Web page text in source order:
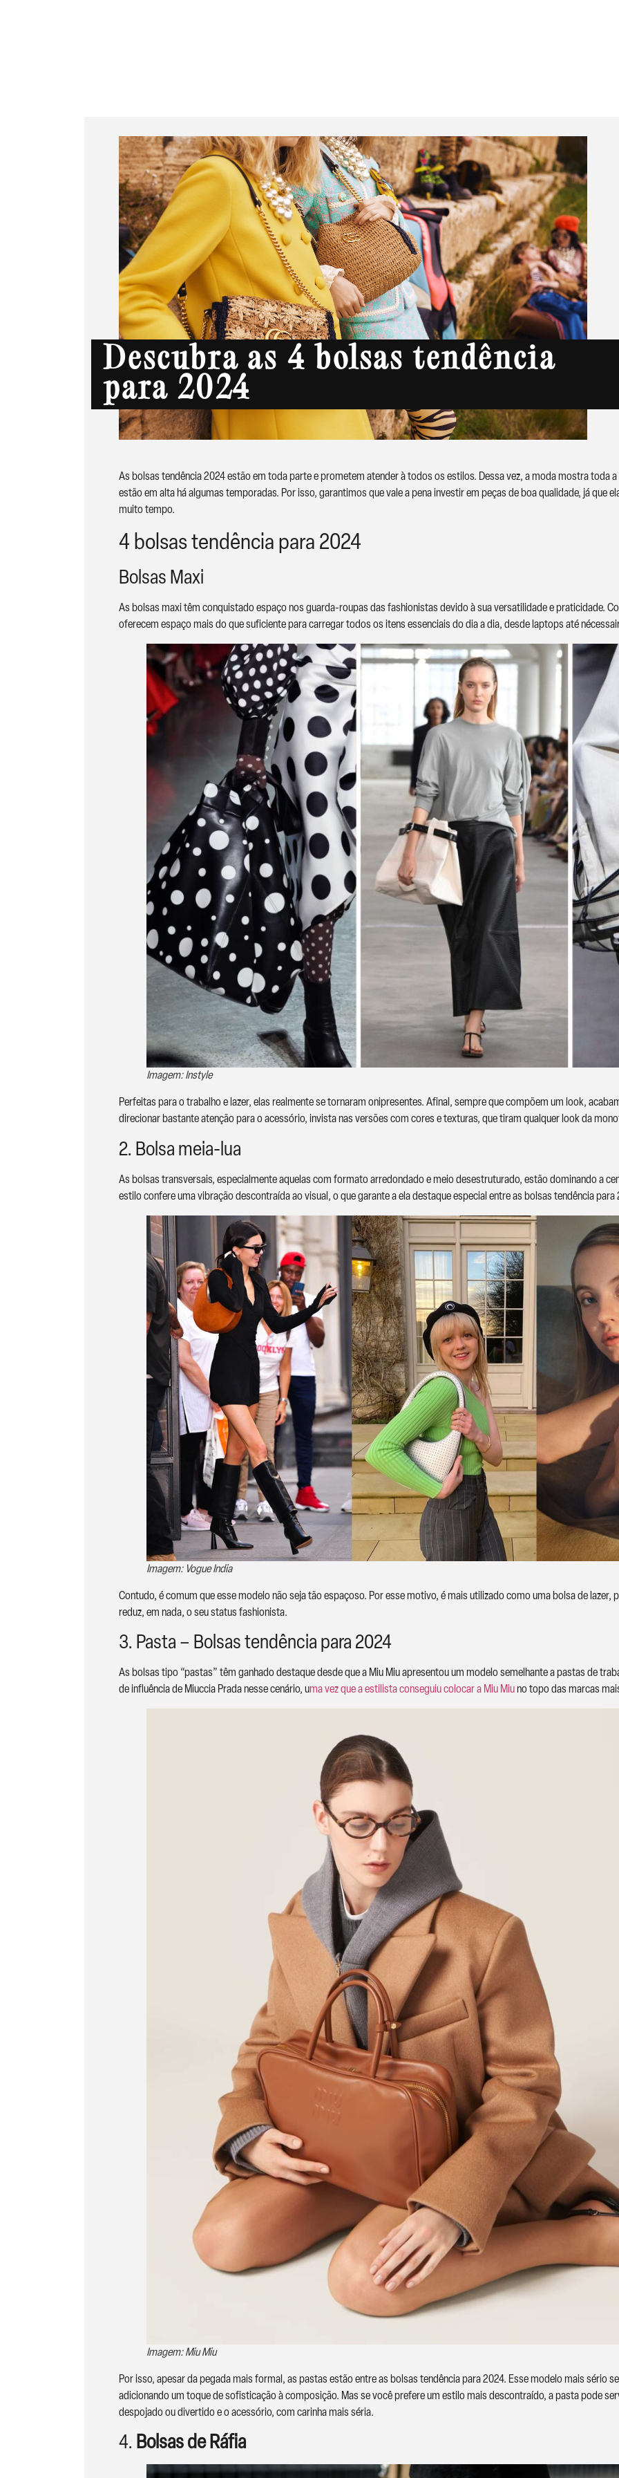
Descubra as 4 bolsas tendência
para 2024
As bolsas tendência 2024 estão em toda parte e prometem atender à todos os estilos. Dessa vez, a moda mostra toda
estão em alta há algumas temporadas. Por isso, garantimos que vale a pena investir em peças de boa qualidade, já que
muito tempo.
4 bolsas tendência para 2024
Bolsas Maxi
As bolsas maxi têm conquistado espaço nos guarda-roupas das fashionistas devido à sua versatilidade e praticidade.
oferecem espaço mais do que suficiente para carregar todos os itens essenciais do dia a dia, desde laptops até
Imagem: Instyle
Perfeitas para o trabalho e lazer, elas realmente se tornaram onipresentes. Afinal, sempre que compõem um look,
direcionar bastante atenção para o acessório, invista nas versões com cores e texturas, que tiram qualquer look da
2. Bolsa meia-lua
As bolsas transversais, especialmente aquelas com formato arredondado e meio desestruturado, estão dominando a
estilo confere uma vibração descontraída ao visual, o que garante a ela destaque especial entre as bolsas tendência para
Imagem: Vogue India
Contudo, é comum que esse modelo não seja tão espaçoso. Por esse motivo, é mais utilizado como uma bolsa de
reduz, em nada, o seu status fashionista.
3. Pasta – Bolsas tendência para 2024
As bolsas tipo “pastas” têm ganhado destaque desde que a Miu Miu apresentou um modelo semelhante a pastas de
de influência de Miuccia Prada nesse cenário, uma vez que a estilista conseguiu colocar a Miu Miuno topo das marcas
Imagem: Miu Miu
Por isso, apesar da pegada mais formal, as pastas estão entre as bolsas tendência para 2024. Esse modelo mais sério
adicionando um toque de sofisticação à composição. Mas se você prefere um estilo mais descontraído, a pasta pode
despojado ou divertido e o acessório, com carinha mais séria.
4. Bolsas de Ráfia